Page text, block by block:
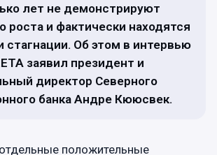
лет не демонстрируют
роста и фактически находятся
стагнации. Об этом в интервью
заявил президент и
директор Северного
банка Андре Кююсвек.
положительные